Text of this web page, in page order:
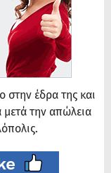
στην έδρα της και
την απώλεια